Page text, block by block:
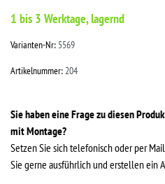
1 bis 3 Werktage, lagernd
Varianten-Nr: 5569
Artikelnummer:204
Sie haben eine Frage zu diesen
mit Montage?
Setzen Sie sich telefonisch oder per
Sie gerne ausführlich und erstellen ein